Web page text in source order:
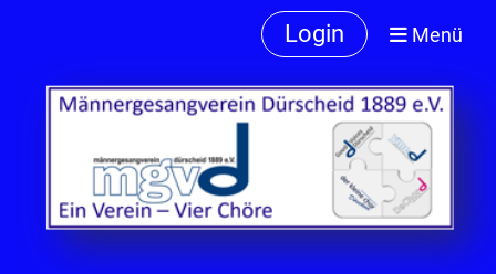
Login Menü